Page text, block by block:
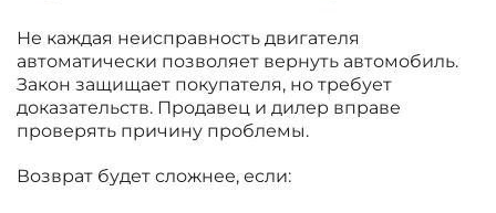
Не каждая неисправность двигателя
автоматически позволяет вернуть автомобиль.
Закон защищает покупателя, но требует
доказательств. Продавец и дилер вправе
проверять причину проблемы.
Возврат будет сложнее, если: